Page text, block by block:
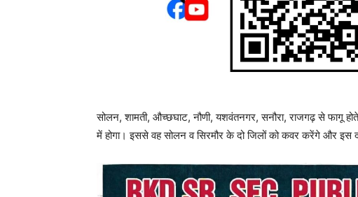
सोलन, शामती, औच्छघाट, नौणी, यशवंतनगर, सनौरा, राजगढ़ से फागू
में होगा। इससे वह सोलन व सिरमौर के दो जिलों को कवर करेंगे और इस